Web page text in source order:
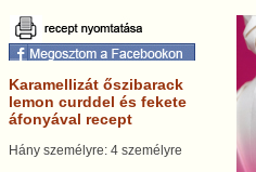
Karamellizát őszibarack
lemon curddel és fekete
áfonyával recept
Hány személyre: 4 személyre